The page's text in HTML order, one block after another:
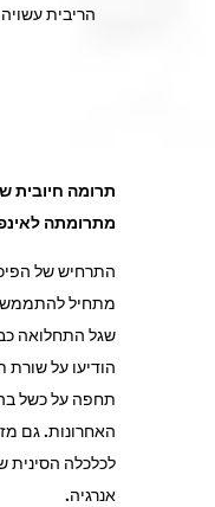
הריבית עשויה
תרומה חיובית
מתרומתה
מתחיל להתממש.
שגל התחלואה
הודיעו על
תחפה על כשל
האחרונות. גם
לכלכלה הסינית
אנרגיה.